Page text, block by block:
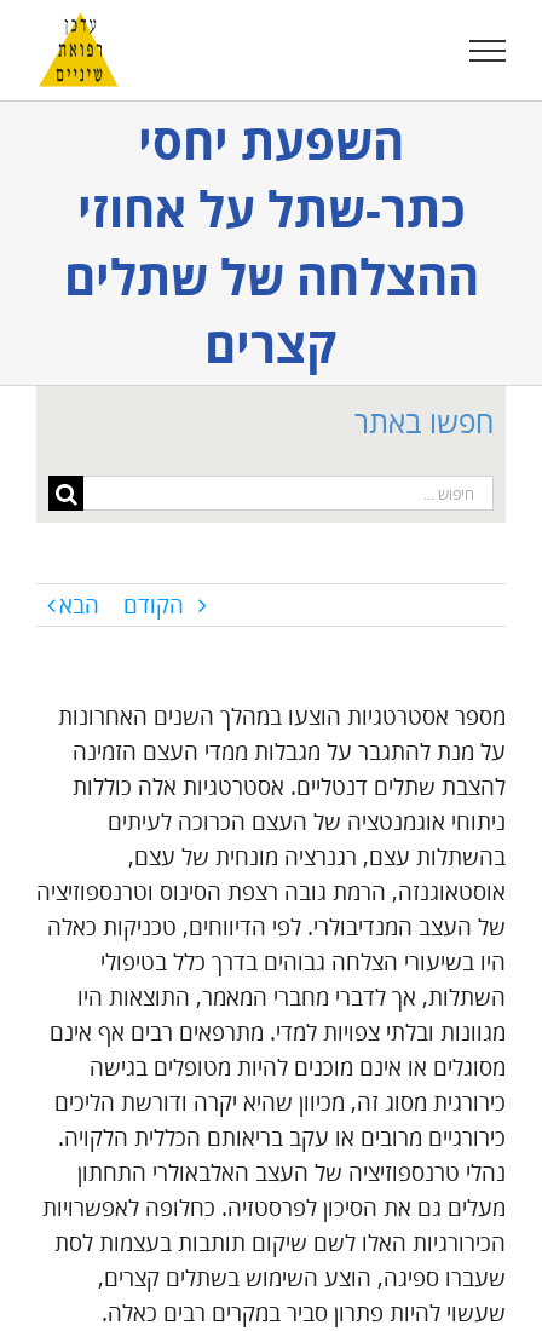
לתוכן
השפעת יחסי
כתר-שתל על אחוזי
ההצלחה של שתלים
קצרים
הקודם הבא
מספר אסטרטגיות הוצעו במהלך השנים האחרונות
על מנת להתגבר על מגבלות ממדי העצם הזמינה
להצבת שתלים דנטליים. אסטרטגיות אלה כוללות
ניתוחי אוגמנטציה של העצם הכרוכה לעיתים
בהשתלות עצם, רגנרציה מונחית של עצם,
אוסטאוגנזה, הרמת גובה רצפת הסינוס וטרנספוזיציה
של העצב המנדיבולרי. לפי הדיווחים, טכניקות כאלה
היו בשיעורי הצלחה גבוהים בדרך כלל בטיפולי
השתלות, אך לדברי מחברי המאמר, התוצאות היו
מגוונות ובלתי צפויות למדי. מתרפאים רבים אף אינם
מסוגלים או אינם מוכנים להיות מטופלים בגישה
כירורגית מסוג זה, מכיוון שהיא יקרה ודורשת הליכים
כירורגיים מרובים או עקב בריאותם הכללית הלקויה.
נהלי טרנספוזיציה של העצב האלבאולרי התחתון
מעלים גם את הסיכון לפרסטזיה. כחלופה לאפשרויות
הכירורגיות האלו לשם שיקום תותבות בעצמות לסת
שעברו ספיגה, הוצע השימוש בשתלים קצרים,
שעשוי להיות פתרון סביר במקרים רבים כאלה.
חפשו באתר
חיפוש...